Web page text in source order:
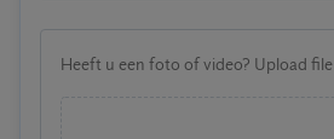
Heeft u een foto of video? Upload file